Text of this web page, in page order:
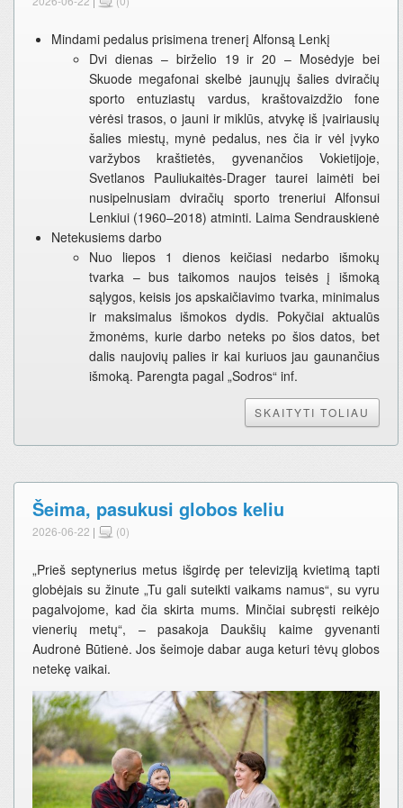
Mindami pedalus prisimena trenerį Alfonsą Lenkį
Dvi dienas – birželio 19 ir 20 – Mosėdyje bei
Skuode megafonai skelbė jaunųjų šalies dviračių
sporto entuziastų vardus, kraštovaizdžio fone
vėrėsi trasos, o jauni ir miklūs, atvykę iš įvairiausių
šalies miestų, mynė pedalus, nes čia ir vėl įvyko
varžybos kraštietės, gyvenančios Vokietijoje,
Svetlanos Pauliukaitės-Drager taurei laimėti bei
nusipelnusiam dviračių sporto treneriui Alfonsui
Lenkiui (1960–2018) atminti. Laima Sendrauskienė
Netekusiems darbo
Nuo liepos 1 dienos keičiasi nedarbo išmokų
tvarka – bus taikomos naujos teisės į išmoką
sąlygos, keisis jos apskaičiavimo tvarka, minimalus
ir maksimalus išmokos dydis. Pokyčiai aktualūs
žmonėms, kurie darbo neteks po šios datos, bet
dalis naujovių palies ir kai kuriuos jau gaunančius
išmoką. Parengta pagal „Sodros“ inf.
SKAITYTI TOLIAU
Šeima, pasukusi globos keliu
2026-06-22 | (0)
„Prieš septynerius metus išgirdę per televiziją kvietimą tapti
globėjais su žinute „Tu gali suteikti vaikams namus“, su vyru
pagalvojome, kad čia skirta mums. Minčiai subręsti reikėjo
vienerių metų“, – pasakoja Daukšių kaime gyvenanti
Audronė Būtienė. Jos šeimoje dabar auga keturi tėvų globos
netekę vaikai.